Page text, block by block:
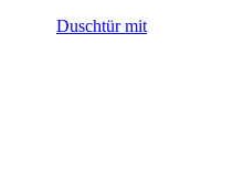
Duschtür mit